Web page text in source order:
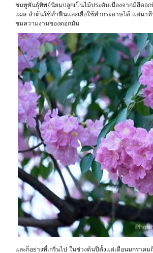
ชมพูพันธุ์ทิพย์นิยมปลูกเป็นไม้ประดับเนื่องจากมีสีดอ
แผล ลำต้นใช้ทำฟืนและเยื่อใช้ทำกระดาษได้ แต่นา
ชมความงามของดอกมัน
และก็อย่างที่เกริ่นไป ในช่วงต้นปีตั้งแต่เดือนมกราค